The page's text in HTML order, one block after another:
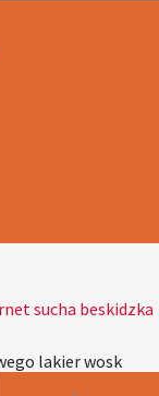
sucha beskidzka
lakier wosk